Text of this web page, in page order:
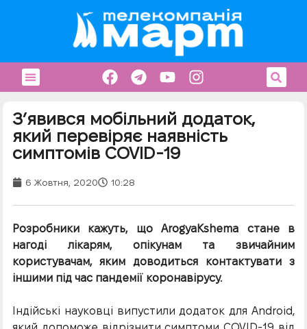
З’явився мобільний додаток,
який перевіряє наявність
симптомів COVID-19
6 Жовтня, 2020 10:28
Розробники кажуть, що ArogyaKshema стане в
нагоді лікарям, опікунам та звичайним
користувачам, яким доводиться контактувати з
іншими під час пандемії коронавірусу.
Індійські науковці випустили додаток для Android,